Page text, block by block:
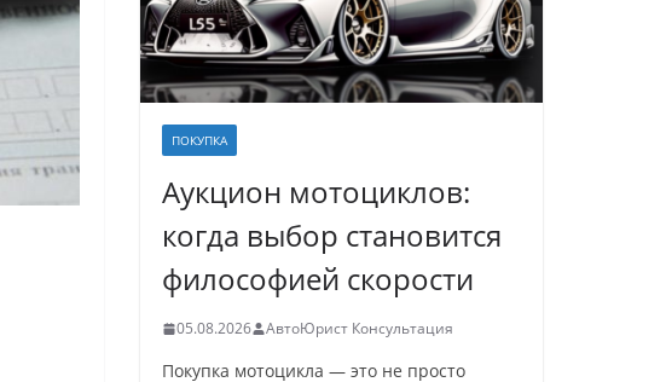
ПОКУПКА
Аукцион мотоциклов:
когда выбор становится
философией скорости
05.08.2026 АвтоЮрист Консультация
Покупка мотоцикла — это не просто